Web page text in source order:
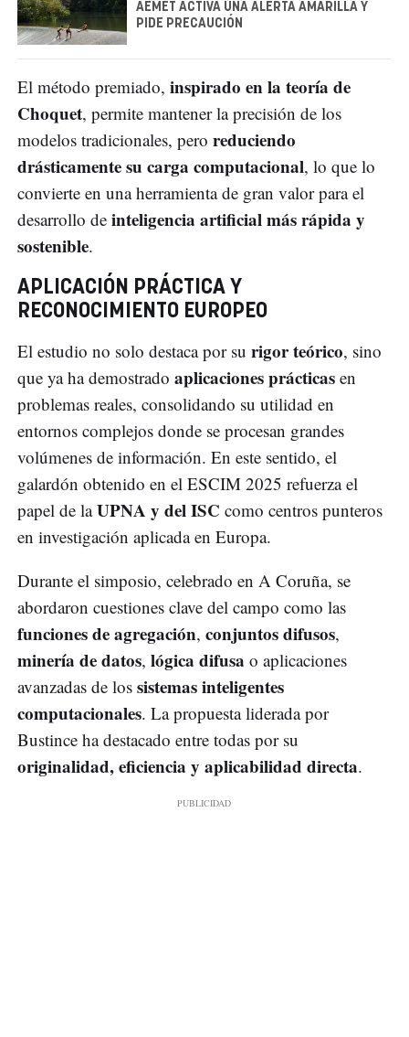
AEMET ACTIVA UNA ALERTA AMARILLA Y
PIDE PRECAUCIÓN
El método premiado, inspirado en la teoría de
Choquet, permite mantener la precisión de los
modelos tradicionales, pero reduciendo
drásticamente su carga computacional, lo que lo
convierte en una herramienta de gran valor para el
desarrollo de inteligencia artificial más rápida y
sostenible.
APLICACIÓN PRÁCTICA Y
RECONOCIMIENTO EUROPEO
El estudio no solo destaca por su rigor teórico, sino
que ya ha demostrado aplicaciones prácticas en
problemas reales, consolidando su utilidad en
entornos complejos donde se procesan grandes
volúmenes de información. En este sentido, el
galardón obtenido en el ESCIM 2025 refuerza el
papel de laUPNA y del ISC como centros punteros
en investigación aplicada en Europa.
Durante el simposio, celebrado en A Coruña, se
abordaron cuestiones clave del campo como las
funciones de agregación, conjuntos difusos,
minería de datos, lógica difusa o aplicaciones
avanzadas de los sistemas inteligentes
computacionales. La propuesta liderada por
Bustince ha destacado entre todas por su
originalidad, eficiencia y aplicabilidad directa.